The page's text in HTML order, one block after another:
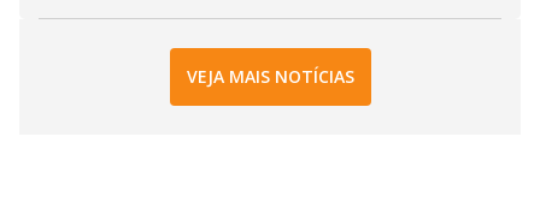
VEJA MAIS NOTÍCIAS